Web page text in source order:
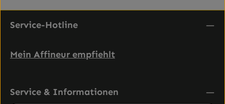
Service-Hotline
Mein Affineur empfiehlt
Service & Informationen